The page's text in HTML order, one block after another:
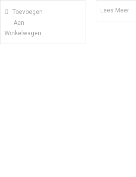
Toevoegen
Aan
Winkelwagen
Lees Meer